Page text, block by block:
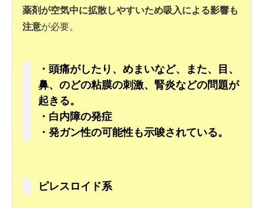
薬剤が空気中に拡散しやすいため吸入による影響も
注意が必要。
・頭痛がしたり、めまいなど、また、目、
鼻、のどの粘膜の刺激、腎炎などの問題が
起きる。
・白内障の発症
・発ガン性の可能性も示唆されている。
ピレスロイド系